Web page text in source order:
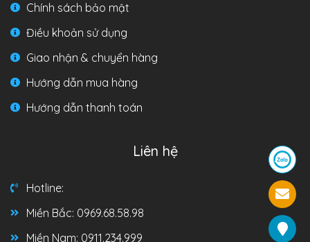
Chính sách bảo mật
Điều khoản sử dụng
Giao nhận & chuyển hàng
Hướng dẫn mua hàng
Hướng dẫn thanh toán
Liên hệ
Hotline:
Miền Bắc: 0969.68.58.98
Miền Nam: 0911.234.999